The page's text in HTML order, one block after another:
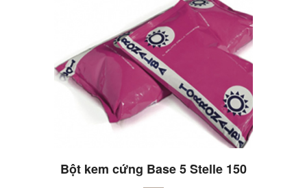
Bột kem cứng Base 5 Stelle 150